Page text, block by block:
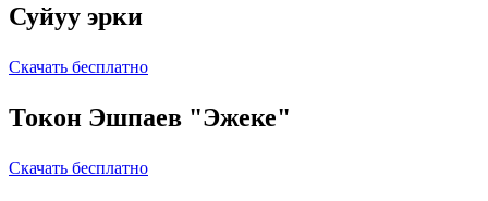
Суйуу эрки
Скачать бесплатно
Токон Эшпаев "Эжеке"
Скачать бесплатно